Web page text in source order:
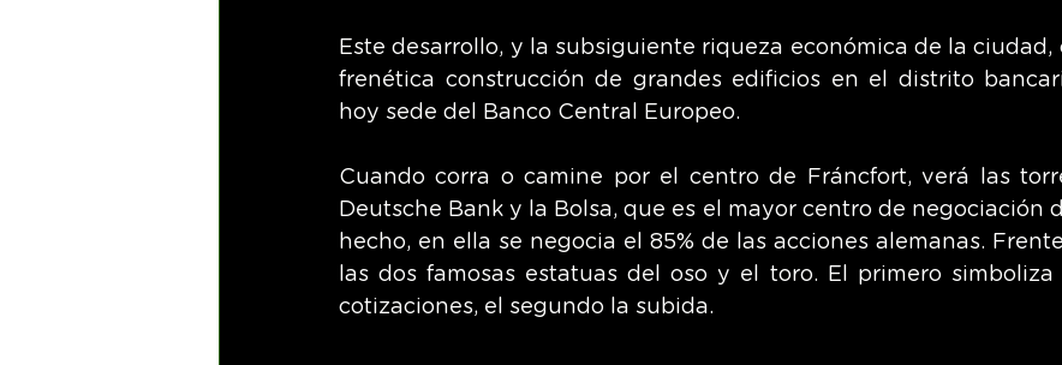
Este desarrollo, y la subsiguiente riqueza económica de la ciudad,
frenética construcción de grandes edificios en el distrito
hoy sede del Banco Central Europeo.
Cuando corra o camine por el centro de Fráncfort, verá las
Deutsche Bank y la Bolsa, que es el mayor centro de negociación
hecho, en ella se negocia el 85% de las acciones alemanas.
las dos famosas estatuas del oso y el toro. El primero
cotizaciones, el segundo la subida.